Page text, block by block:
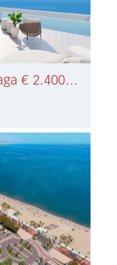
Appartement Málaga € 2.400.000,-